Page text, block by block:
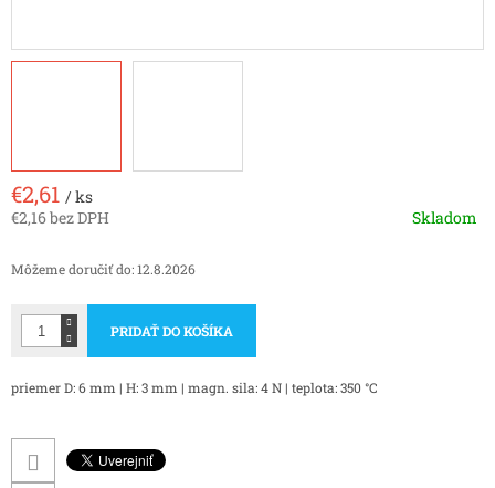
€2,61 / ks
€2,16 bez DPH
cena:
Skladom
Môžeme doručiť do:12.8.2026
PRIDAŤ DO KOŠÍKA
priemer D: 6 mm | H: 3 mm | magn. sila: 4 N | teplota: 350 °C